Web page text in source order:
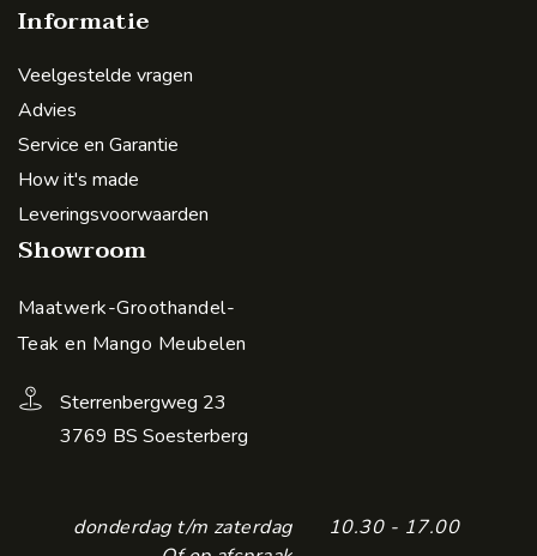
Informatie
Veelgestelde vragen
Advies
Service en Garantie
How it's made
Leveringsvoorwaarden
Showroom
Maatwerk-Groothandel-
Teak en Mango Meubelen
Sterrenbergweg 23
3769 BS Soesterberg
donderdag t/m zaterdag
10.30 - 17.00